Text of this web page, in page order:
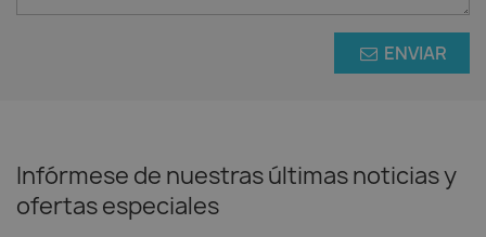
ENVIAR
Infórmese de nuestras últimas noticias y
ofertas especiales